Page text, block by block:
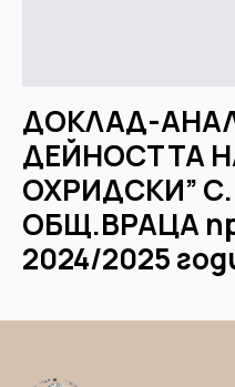
ДОКЛАД-
ДЕЙНОСТТА
ОХРИДСКИ”
ОБЩ.ВРАЦА
2024/2025